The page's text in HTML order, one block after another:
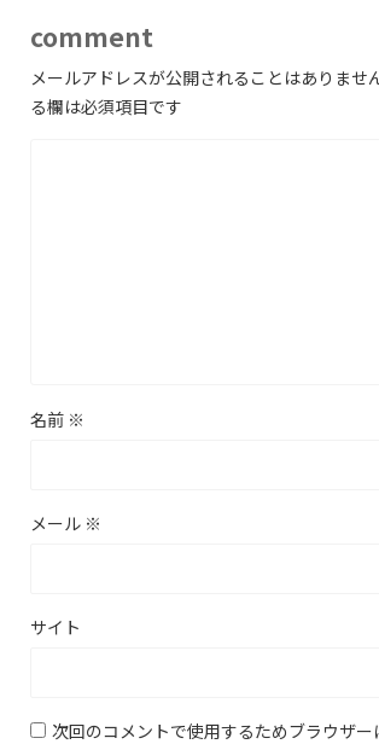
comment
メールアドレスが公開されることはありません
る欄は必須項目です
名前 ※
メール ※
サイト
次回のコメントで使用するためブラウザー